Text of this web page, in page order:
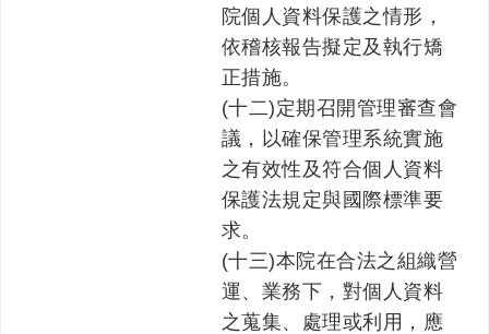
院個人資料保護之情形，
依稽核報告擬定及執行矯
正措施。
(十二)定期召開管理審查會
議，以確保管理系統實施
之有效性及符合個人資料
保護法規定與國際標準要
求。
(十三)本院在合法之組織營
運、業務下，對個人資料
之蒐集、處理或利用，應